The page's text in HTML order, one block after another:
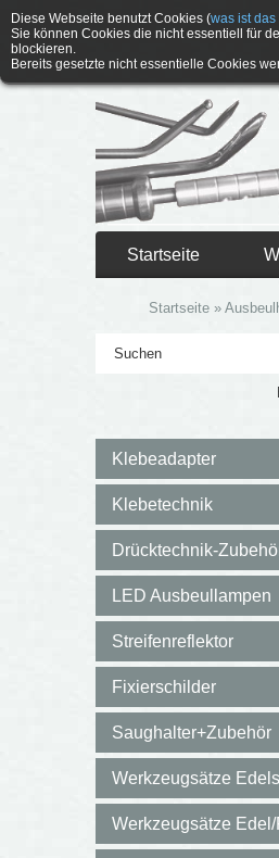
Diese Webseite benutzt Cookies (was ist das
Sie können Cookies die nicht essentiell für
blockieren.
Bereits gesetzte nicht essentielle Cookies
Startseite
Startseite »
Klebeadapter
Klebetechnik
Drücktechnik-
LED Ausbeullampen
Streifenreflektor
Fixierschilder
Saughalter+Zubehör
Werkzeugsätze
Werkzeugsätze Edel/